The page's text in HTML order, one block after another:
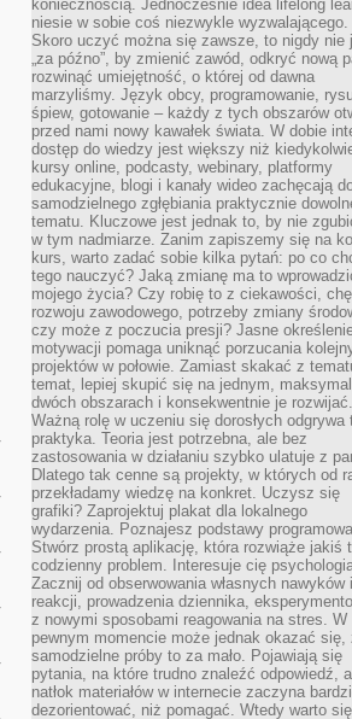
koniecznością. Jednocześnie idea lifelong
niesie w sobie coś niezwykle wyzwalającego.
Skoro uczyć można się zawsze, to nigdy nie
„za późno”, by zmienić zawód, odkryć nową
rozwinąć umiejętność, o której od dawna
marzyliśmy. Język obcy, programowanie,
śpiew, gotowanie – każdy z tych obszarów
przed nami nowy kawałek świata. W dobie
dostęp do wiedzy jest większy niż
kursy online, podcasty, webinary, platformy
edukacyjne, blogi i kanały wideo zachęcają
samodzielnego zgłębiania praktycznie
tematu. Kluczowe jest jednak to, by nie
w tym nadmiarze. Zanim zapiszemy się na
kurs, warto zadać sobie kilka pytań: po co
tego nauczyć? Jaką zmianę ma to
mojego życia? Czy robię to z ciekawości,
rozwoju zawodowego, potrzeby zmiany
czy może z poczucia presji? Jasne
motywacji pomaga uniknąć porzucania
projektów w połowie. Zamiast skakać z
temat, lepiej skupić się na jednym,
dwóch obszarach i konsekwentnie je rozwijać.
Ważną rolę w uczeniu się dorosłych odgrywa
praktyka. Teoria jest potrzebna, ale bez
zastosowania w działaniu szybko ulatuje z
Dlatego tak cenne są projekty, w których od
przekładamy wiedzę na konkret. Uczysz się
grafiki? Zaprojektuj plakat dla lokalnego
wydarzenia. Poznajesz podstawy
Stwórz prostą aplikację, która rozwiąże jakiś
codzienny problem. Interesuje cię
Zacznij od obserwowania własnych nawyków i
reakcji, prowadzenia dziennika,
z nowymi sposobami reagowania na stres. W
pewnym momencie może jednak okazać się,
samodzielne próby to za mało. Pojawiają się
pytania, na które trudno znaleźć odpowiedź, a
natłok materiałów w internecie zaczyna
dezorientować, niż pomagać. Wtedy warto